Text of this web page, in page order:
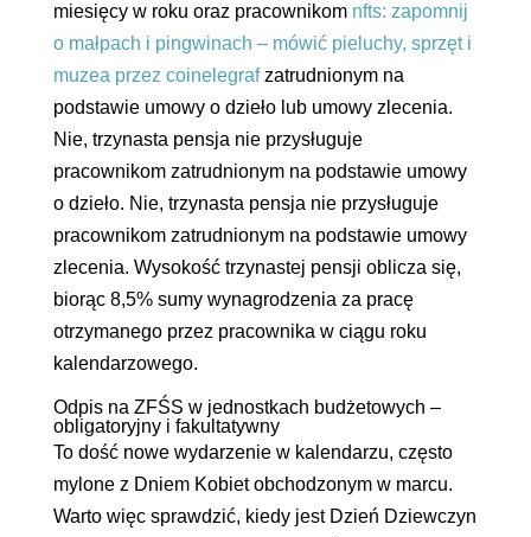
miesięcy w roku oraz pracownikom nfts: zapomnij
o małpach i pingwinach – mówić pieluchy, sprzęt i
muzea przez coinelegrafzatrudnionym na
podstawie umowy o dzieło lub umowy zlecenia.
Nie, trzynasta pensja nie przysługuje
pracownikom zatrudnionym na podstawie umowy
o dzieło. Nie, trzynasta pensja nie przysługuje
pracownikom zatrudnionym na podstawie umowy
zlecenia. Wysokość trzynastej pensji oblicza się,
biorąc 8,5% sumy wynagrodzenia za pracę
otrzymanego przez pracownika w ciągu roku
kalendarzowego.
Odpis na ZFŚS w jednostkach budżetowych –
obligatoryjny i fakultatywny
To dość nowe wydarzenie w kalendarzu, często
mylone z Dniem Kobiet obchodzonym w marcu.
Warto więc sprawdzić, kiedy jest Dzień Dziewczyn